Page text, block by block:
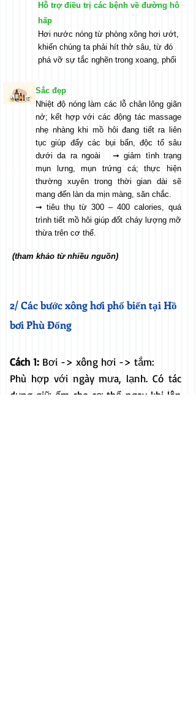
Hỗ trợ điều trị các bệnh về đường hô
hấp
Hơi nước nóng từ phòng xông hơi ướt,
khiến chúng ta phải hít thở sâu, từ đó
phá vỡ sự tắc nghẽn trong xoang, phổi
Sắc đẹp
Nhiệt độ nóng làm các lỗ chân lông giãn
nở; kết hợp với các động tác massage
nhẹ nhàng khi mồ hôi đang tiết ra liên
tục giúp đẩy các bụi bẩn, độc tố sâu
dưới da ra ngoài ➞ giảm tình trạng
mụn lưng, mụn trứng cá; thực hiện
thường xuyên trong thời gian dài sẽ
mang đến làn da mịn màng, săn chắc.
➞ tiêu thụ từ 300 – 400 calories, quá
trình tiết mồ hôi giúp đốt cháy lượng mỡ
thừa trên cơ thể.
(tham khảo từ nhiều nguồn)
2/ Các bước xông hơi phổ biến tại Hồ
bơi Phù Đổng
Cách 1: Bơi -> xông hơi -> tắm:
Phù hợp với ngày mưa, lạnh. Có tác
dụng giữ ấm cho cơ thể ngay khi lên